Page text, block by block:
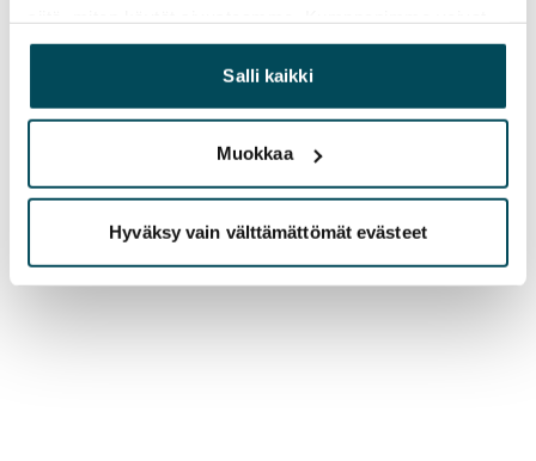
yhdistää näitä tietoja muihin tietoihin, joita olet antanut
heille tai joita on kerätty, kun olet käyttänyt heidän
palvelujaan.
Salli kaikki
Muokkaa
Hyväksy vain välttämättömät evästeet